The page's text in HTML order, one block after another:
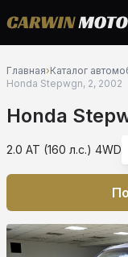
Главная›Каталог
Honda Stepwgn, 2, 2002
Honda
2.0 AT (160 л.с.) 4WD